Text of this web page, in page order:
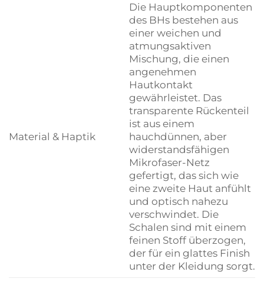
Material & Haptik
Die Hauptkomponenten
des BHs bestehen aus
einer weichen und
atmungsaktiven
Mischung, die einen
angenehmen
Hautkontakt
gewährleistet. Das
transparente Rückenteil
ist aus einem
hauchdünnen, aber
widerstandsfähigen
Mikrofaser-Netz
gefertigt, das sich wie
eine zweite Haut anfühlt
und optisch nahezu
verschwindet. Die
Schalen sind mit einem
feinen Stoff überzogen,
der für ein glattes Finish
unter der Kleidung sorgt.